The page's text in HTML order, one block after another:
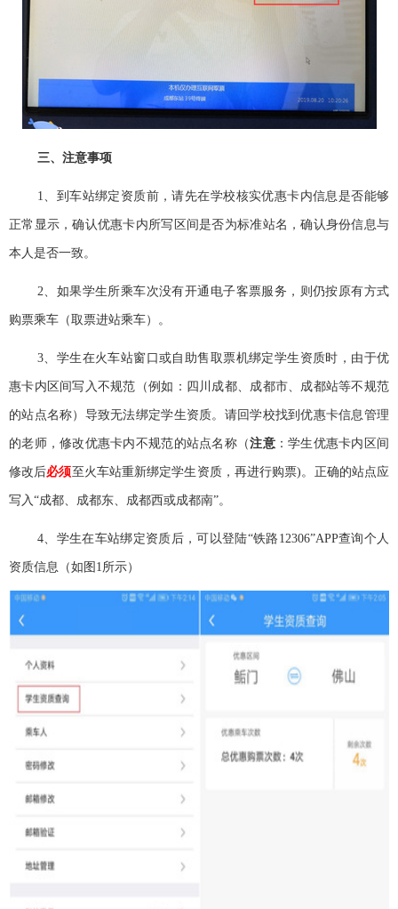
三、注意事项
1、到车站绑定资质前，请先在学校核实优惠卡内信息是否能够
正常显示，确认优惠卡内所写区间是否为标准站名，确认身份信息与
本人是否一致。
2、如果学生所乘车次没有开通电子客票服务，则仍按原有方式
购票乘车（取票进站乘车）。
3、学生在火车站窗口或自助售取票机绑定学生资质时，由于优
惠卡内区间写入不规范（例如：四川成都、成都市、成都站等不规范
的站点名称）导致无法绑定学生资质。请回学校找到优惠卡信息管理
的老师，修改优惠卡内不规范的站点名称（注意：学生优惠卡内区间
修改后必须 至火车站重新绑定学生资质，再进行购票)。正确的站点应
写入“成都、成都东、成都西或成都南”。
4、学生在车站绑定资质后，可以登陆“铁路 12306”APP查询个人
资质信息（如图1所示）